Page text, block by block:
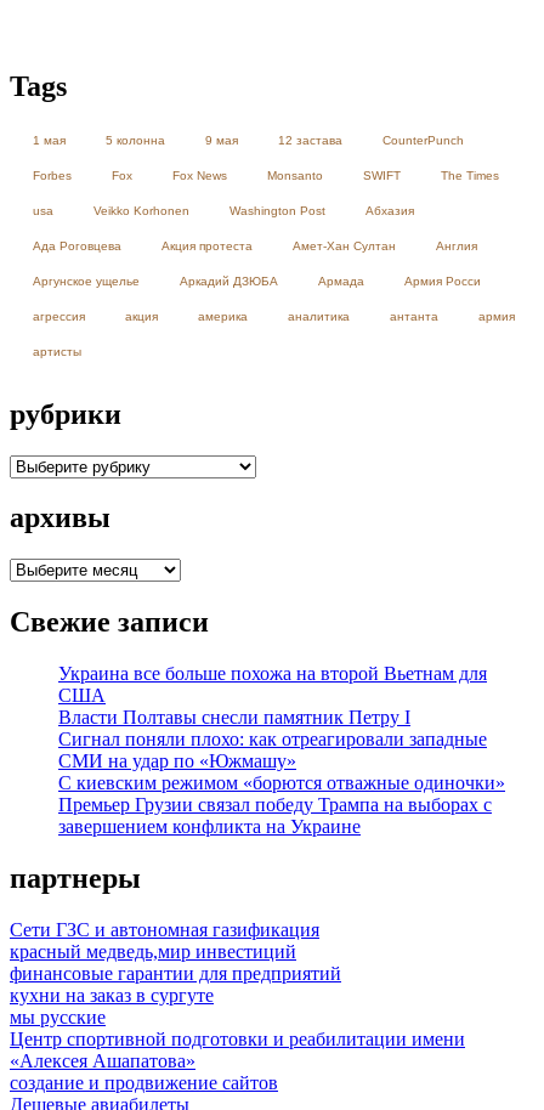
Tags
1 мая 5 колонна 9 мая 12 застава CounterPunch
Forbes Fox Fox News Monsanto SWIFT The Times
usa Veikko Korhonen Washington Post Абхазия
Ада Роговцева Акция протеста Амет-Хан Султан Англия
Аргунское ущелье Аркадий ДЗЮБА Армада Армия Росси
агрессия акция америка аналитика антанта армия
артисты
рубрики
рубрики
архивы
архивы
Свежие записи
Украина все больше похожа на второй Вьетнам для
США
Власти Полтавы снесли памятник Петру I
Сигнал поняли плохо: как отреагировали западные
СМИ на удар по «Южмашу»
С киевским режимом «борются отважные одиночки»
Премьер Грузии связал победу Трампа на выборах с
завершением конфликта на Украине
партнеры
Сети ГЗС и автономная газификация
красный медведь,мир инвестиций
финансовые гарантии для предприятий
кухни на заказ в сургуте
мы русские
Центр спортивной подготовки и реабилитации имени
«Алексея Ашапатова»
создание и продвижение сайтов
Дешевые авиабилеты